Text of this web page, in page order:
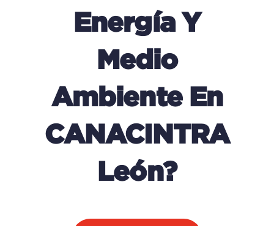
Energía Y
Medio
Ambiente En
CANACINTRA
León?